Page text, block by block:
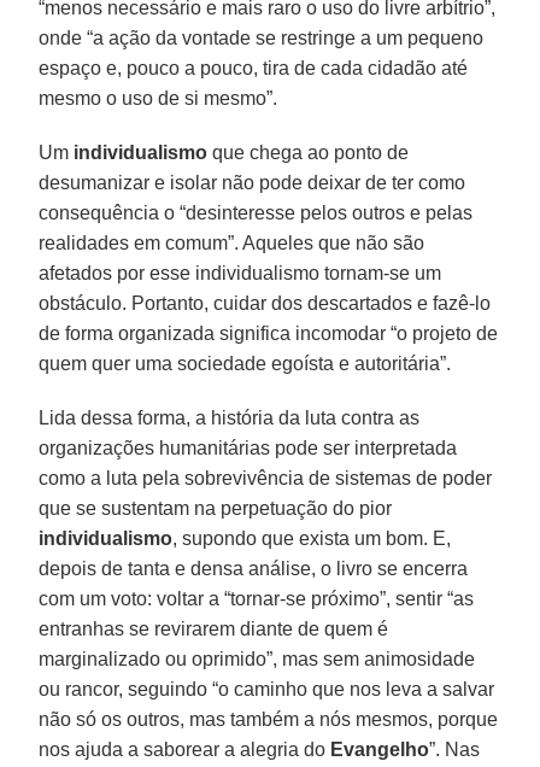
“menos necessário e mais raro o uso do livre arbítrio”,
onde “a ação da vontade se restringe a um pequeno
espaço e, pouco a pouco, tira de cada cidadão até
mesmo o uso de si mesmo”.
Um individualismo que chega ao ponto de
desumanizar e isolar não pode deixar de ter como
consequência o “desinteresse pelos outros e pelas
realidades em comum”. Aqueles que não são
afetados por esse individualismo tornam-se um
obstáculo. Portanto, cuidar dos descartados e fazê-lo
de forma organizada significa incomodar “o projeto de
quem quer uma sociedade egoísta e autoritária”.
Lida dessa forma, a história da luta contra as
organizações humanitárias pode ser interpretada
como a luta pela sobrevivência de sistemas de poder
que se sustentam na perpetuação do pior
individualismo, supondo que exista um bom. E,
depois de tanta e densa análise, o livro se encerra
com um voto: voltar a “tornar-se próximo”, sentir “as
entranhas se revirarem diante de quem é
marginalizado ou oprimido”, mas sem animosidade
ou rancor, seguindo “o caminho que nos leva a salvar
não só os outros, mas também a nós mesmos, porque
nos ajuda a saborear a alegria do Evangelho”. Nas